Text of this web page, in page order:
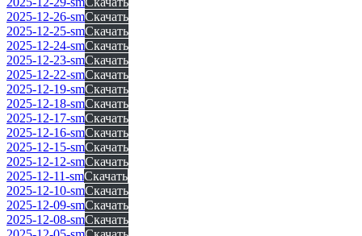
2025-12-26-smСкачать
2025-12-25-smСкачать
2025-12-24-smСкачать
2025-12-23-smСкачать
2025-12-22-smСкачать
2025-12-19-smСкачать
2025-12-18-smСкачать
2025-12-17-smСкачать
2025-12-16-smСкачать
2025-12-15-smСкачать
2025-12-12-smСкачать
2025-12-11-smСкачать
2025-12-10-smСкачать
2025-12-09-smСкачать
2025-12-08-smСкачать